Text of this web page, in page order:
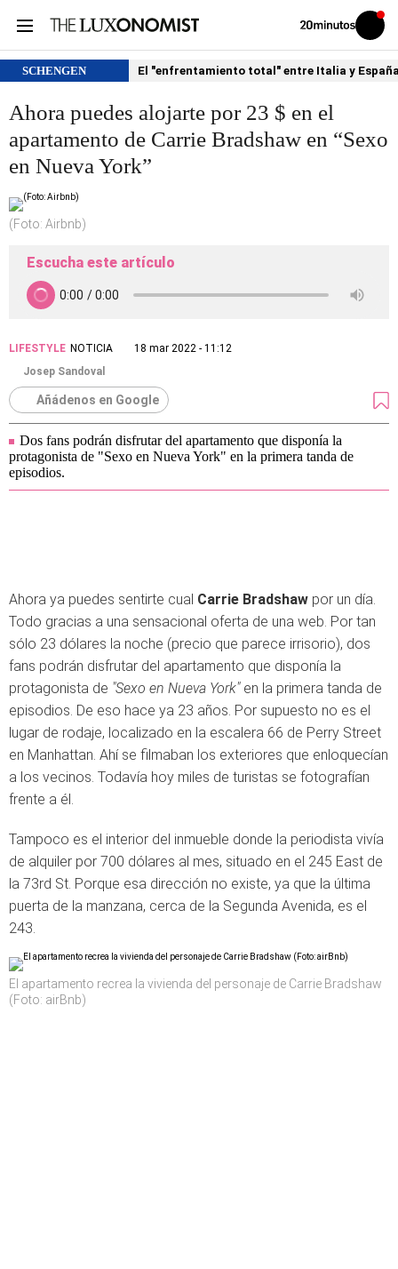
Volver
Iniciar
sesión
SCHENGEN El "enfrentamiento total" entre Italia y
Ahora puedes alojarte por 23 $ en el
apartamento de Carrie Bradshaw en “Sexo
en Nueva York”
(Foto: Airbnb)
Escucha este artículo
LIFESTYLE NOTICIA
18 mar 2022 - 11:12
Josep Sandoval
Añádenos en Google
Dos fans podrán disfrutar del apartamento que disponía la
protagonista de "Sexo en Nueva York" en la primera tanda de
episodios.
Ahora ya puedes sentirte cual Carrie Bradshaw por un día.
Todo gracias a una sensacional oferta de una web. Por tan
sólo 23 dólares la noche (precio que parece irrisorio), dos
fans podrán disfrutar del apartamento que disponía la
protagonista de "Sexo en Nueva York"en la primera tanda de
episodios. De eso hace ya 23 años. Por supuesto no es el
lugar de rodaje, localizado en la escalera 66 de Perry Street
en Manhattan. Ahí se filmaban los exteriores que enloquecían
a los vecinos. Todavía hoy miles de turistas se fotografían
frente a él.
Tampoco es el interior del inmueble donde la periodista vivía
de alquiler por 700 dólares al mes, situado en el 245 East de
la 73rd St. Porque esa dirección no existe, ya que la última
puerta de la manzana, cerca de la Segunda Avenida, es el
243.
El apartamento recrea la vivienda del personaje de Carrie Bradshaw
(Foto: airBnb)